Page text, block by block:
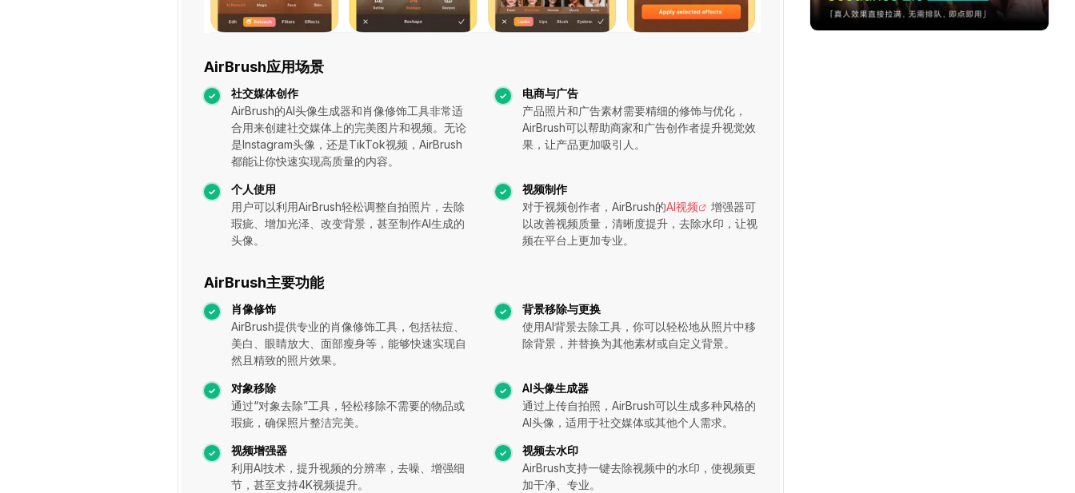
AirBrush应用场景
社交媒体创作
AirBrush的AI头像生成器和肖像修饰工具非常适
合用来创建社交媒体上的完美图片和视频。无论
是Instagram头像，还是TikTok视频，AirBrush
都能让你快速实现高质量的内容。
电商与广告
产品照片和广告素材需要精细的修饰与优化，
AirBrush可以帮助商家和广告创作者提升视觉效
果，让产品更加吸引人。
个人使用
用户可以利用AirBrush轻松调整自拍照片，去除
瑕疵、增加光泽、改变背景，甚至制作AI生成的
头像。
视频制作
对于视频创作者，AirBrush的AI视频
增强器可
以改善视频质量，清晰度提升，去除水印，让视
频在平台上更加专业。
AirBrush主要功能
肖像修饰
AirBrush提供专业的肖像修饰工具，包括祛痘、
美白、眼睛放大、面部瘦身等，能够快速实现自
然且精致的照片效果。
背景移除与更换
使用AI背景去除工具，你可以轻松地从照片中移
除背景，并替换为其他素材或自定义背景。
对象移除
通过“对象去除”工具，轻松移除不需要的物品或
瑕疵，确保照片整洁完美。
AI头像生成器
通过上传自拍照，AirBrush可以生成多种风格的
AI头像，适用于社交媒体或其他个人需求。
视频增强器
利用AI技术，提升视频的分辨率，去噪、增强细
节，甚至支持4K视频提升。
视频去水印
AirBrush支持一键去除视频中的水印，使视频更
加干净、专业。